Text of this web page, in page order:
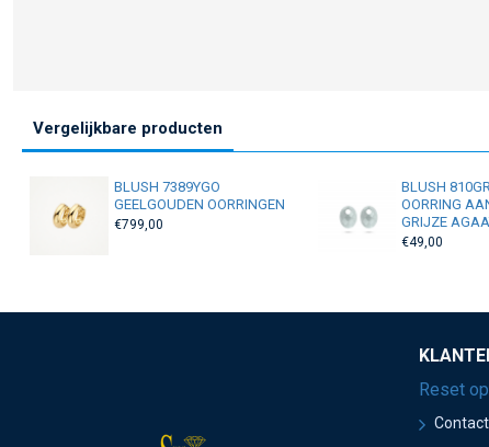
Vergelijkbare producten
BLUSH 7389YGO
GEELGOUDEN OORRINGEN
€799,00
BLUSH
OORRING
GRIJZE
€49,00
Reset
Contact